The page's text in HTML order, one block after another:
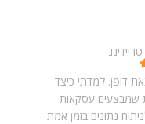
דופן. למדתי כיצד
שמבצעים עסקאות
נתונים בזמן אמת